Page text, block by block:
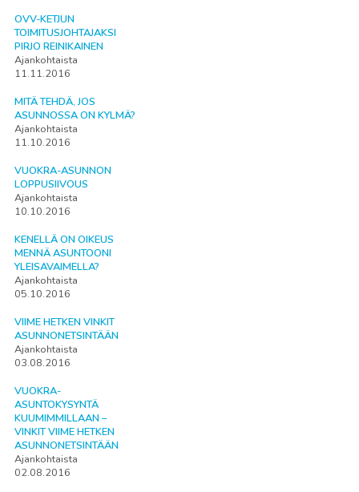
OVV-KETJUN
TOIMITUSJOHTAJAKSI
PIRJO REINIKAINEN
Ajankohtaista
11.11.2016
MITÄ TEHDÄ, JOS
ASUNNOSSA ON KYLMÄ?
Ajankohtaista
11.10.2016
VUOKRA-ASUNNON
LOPPUSIIVOUS
Ajankohtaista
10.10.2016
KENELLÄ ON OIKEUS
MENNÄ ASUNTOONI
YLEISAVAIMELLA?
Ajankohtaista
05.10.2016
VIIME HETKEN VINKIT
ASUNNONETSINTÄÄN
Ajankohtaista
03.08.2016
VUOKRA-
ASUNTOKYSYNTÄ
KUUMIMMILLAAN –
VINKIT VIIME HETKEN
ASUNNONETSINTÄÄN
Ajankohtaista
02.08.2016